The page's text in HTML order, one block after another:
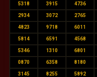
5318 3915 4736
2934 3072 2765
4823 9718 6011
5814 6591 4568
5346 1310 6801
0870 6358 8180
3145 8255 5892